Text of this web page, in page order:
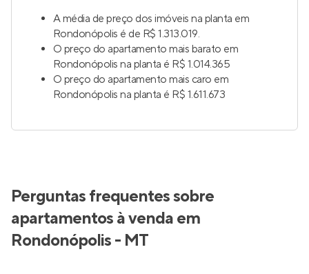
A média de preço dos imóveis na planta em
Rondonópolis é de R$ 1.313.019.
O preço do apartamento mais barato em
Rondonópolis na planta é R$ 1.014.365
O preço do apartamento mais caro em
Rondonópolis na planta é R$ 1.611.673
Perguntas frequentes sobre
apartamentos à venda em
Rondonópolis - MT